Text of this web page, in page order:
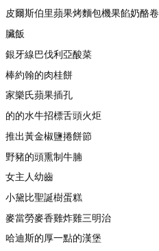
皮爾斯伯里蘋果烤麵包機果餡奶酪卷
臟飯
銀牙線巴伐利亞酸菜
棒約翰的肉桂餅
家樂氏蘋果插孔
的的水牛招標舌頭火炬
推出黃金椒鹽捲餅節
野豬的頭熏制牛腩
女主人幼齒
小黛比聖誕樹蛋糕
麥當勞麥香雞炸雞三明治
哈迪斯的厚一點的漢堡